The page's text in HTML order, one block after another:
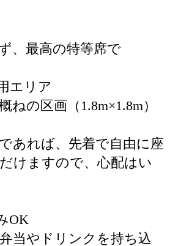
、最高の特等席で
エリア
ねの区画（1.8m×1.8m）
あれば、先着で自由に座
けますので、心配はい
OK
当やドリンクを持ち込